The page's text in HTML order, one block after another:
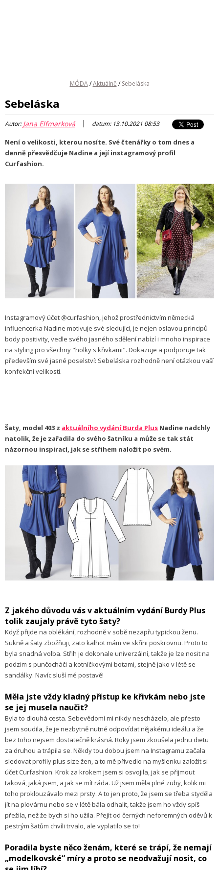
MÓDA / Aktuálně / Sebeláska
Sebeláska
Autor:Jana Elfmarková | datum: 13.10.2021 08:53
Není o velikosti, kterou nosíte. Své čtenářky o tom dnes a
denně přesvědčuje Nadine a její instagramový profil
Curfashion.
Instagramový účet @curfashion, jehož prostřednictvím německá
influencerka Nadine motivuje své sledující, je nejen oslavou principů
body positivity, vedle svého jasného sdělení nabízí i mnoho inspirace
na styling pro všechny "holky s křivkami". Dokazuje a podporuje tak
především své jasné poselství: Sebeláska rozhodně není otázkou vaší
konfekční velikosti.
Šaty, model 403 z aktuálního vydání Burda Plus Nadine nadchly
natolik, že je zařadila do svého šatníku a může se tak stát
názornou inspirací, jak se střihem naložit po svém.
Z jakého důvodu vás v aktuálním vydání Burdy Plus
tolik zaujaly právě tyto šaty?
Když přijde na oblékání, rozhodně v sobě nezapřu typickou ženu.
Sukně a šaty zbožňuji, zato kalhot mám ve skříni poskrovnu. Proto to
byla snadná volba. Střih je dokonale univerzální, takže je lze nosit na
podzim s punčocháči a kotníčkovými botami, stejně jako v létě se
sandálky. Navíc sluší mé postavě!
Měla jste vždy kladný přístup ke křivkám nebo jste
se jej musela naučit?
Byla to dlouhá cesta. Sebevědomí mi nikdy nescházelo, ale přesto
jsem soudila, že je nezbytně nutné odpovídat nějakému ideálu a že
bez toho nejsem dostatečně krásná. Roky jsem zkoušela jednu dietu
za druhou a trápila se. Někdy tou dobou jsem na Instagramu začala
sledovat profily plus size žen, a to mě přivedlo na myšlenku založit si
účet Curfashion. Krok za krokem jsem si osvojila, jak se přijmout
taková, jaká jsem, a jak se mít ráda. Už jsem měla plné zuby, kolik mi
toho proklouzávalo mezi prsty. A to jen proto, že jsem se třeba styděla
jít na plovárnu nebo se v létě bála odhalit, takže jsem ho vždy spíš
přežila, než že bych si ho užila. Přejít od černých neforemných oděvů k
pestrým šatům chvíli trvalo, ale vyplatilo se to!
Poradila byste něco ženám, které se trápí, že nemají
„modelkovské“ míry a proto se neodvažují nosit, co